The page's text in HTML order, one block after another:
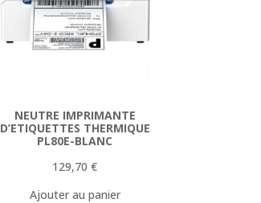
NEUTRE IMPRIMANTE
D’ETIQUETTES THERMIQUE
PL80E-BLANC
129,70€
Ajouter au panier